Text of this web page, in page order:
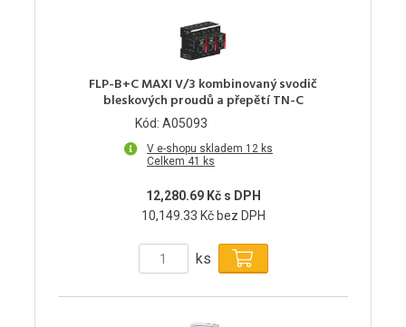
FLP-B+C MAXI V/3 kombinovaný svodič
bleskových proudů a přepětí TN-C
Kód: A05093
V e-shopu skladem 12 ks
Celkem 41 ks
12,280.69 Kč s DPH
10,149.33 Kč bez DPH
ks